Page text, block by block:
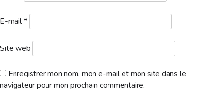
E-mail*
Site web
Enregistrer mon nom, mon e-mail et mon site dans le
navigateur pour mon prochain commentaire.